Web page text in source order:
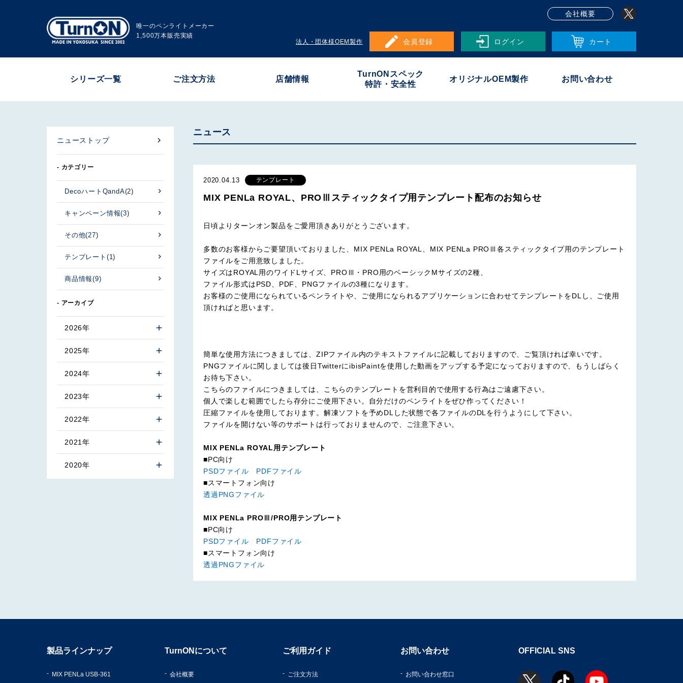
唯一のペンライトメーカー
1,500万本販売実績
会社概要
法人・団体様OEM製作 会員登録 ログイン カート
シリーズ一覧 ご注文方法 店舗情報
TurnONスペック
特許・安全性
オリジナルOEM製作 お問い合わせ
ニューストップ
- カテゴリー
DecoハートQandA(2)
キャンペーン情報(3)
その他(27)
テンプレート (1)
商品情報(9)
- アーカイブ
2026年
2025年
2024年
2023年
2022年
2021年
2020年
ニュース
2020.04.13 テンプレート
MIX PENLa ROYAL、PROⅢスティックタイプ用テンプレート配布のお知らせ
日頃よりターンオン製品をご愛用頂きありがとうございます。
多数のお客様からご要望頂いておりました、MIX PENLa ROYAL、MIX PENLa PROⅢ各スティックタイプ用のテンプレート
ファイルをご用意致しました。
サイズはROYAL用のワイドLサイズ、PROⅢ・PRO用のベーシックMサイズの2種、
ファイル形式はPSD、PDF、PNGファイルの3種になります。
お客様のご使用になられているペンライトや、ご使用になられるアプリケーションに合わせてテンプレートをDLし、ご使用
頂ければと思います。
簡単な使用方法につきましては、ZIPファイル内のテキストファイルに記載しておりますので、ご覧頂ければ幸いです。
PNGファイルに関しましては後日TwitterにibisPaintを使用した動画をアップする予定になっておりますので、もうしばらく
お待ち下さい。
こちらのファイルにつきましては、こちらのテンプレートを営利目的で使用する行為はご遠慮下さい。
個人で楽しむ範囲でしたら存分にご使用下さい。自分だけのペンライトをぜひ作ってください！
圧縮ファイルを使用しております。解凍ソフトを予めDLした状態で各ファイルのDLを行うようにして下さい。
ファイルを開けない等のサポートは行っておりませんので、ご注意下さい。
MIX PENLa ROYAL用テンプレート
■PC向け
PSDファイル
PDFファイル
■スマートフォン向け
透過PNGファイル
MIX PENLa PROⅢ/PRO用テンプレート
■PC向け
PSDファイル
PDFファイル
■スマートフォン向け
透過PNGファイル
製品ラインナップ
MIX PENLa USB-361
TurnONについて
会社概要
ご利用ガイド
ご注文方法
お問い合わせ
お問い合わせ窓口
OFFICIAL SNS